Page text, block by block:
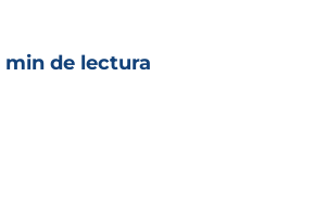
min de lectura